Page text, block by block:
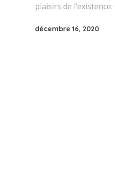
plaisirs de
décembre 16, 2020